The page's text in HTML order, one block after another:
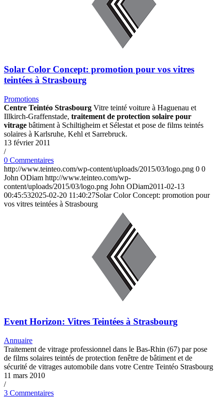
Solar Color Concept: promotion pour vos vitres
teintées à Strasbourg
Promotions
Centre Teintéo Strasbourg Vitre teinté voiture à Haguenau et
Illkirch-Graffenstade, traitement de protection solaire pour
vitrage bâtiment à Schiltigheim et Sélestat et pose de films teintés
solaires à Karlsruhe, Kehl et Sarrebruck.
13 février 2011
/
0 Commentaires
http://www.teinteo.com/wp-content/uploads/2015/03/logo.png 0 0
John ODiam http://www.teinteo.com/wp-
content/uploads/2015/03/logo.png John ODiam2011-02-13
00:45:532025-02-20 11:40:27Solar Color Concept: promotion pour
vos vitres teintées à Strasbourg
Event Horizon: Vitres Teintées à Strasbourg
Annuaire
Traitement de vitrage professionnel dans le Bas-Rhin (67) par pose
de films solaires teintés de protection fenêtre de bâtiment et de
sécurité de vitrages automobile dans votre Centre Teintéo Strasbourg
11 mars 2010
/
3 Commentaires